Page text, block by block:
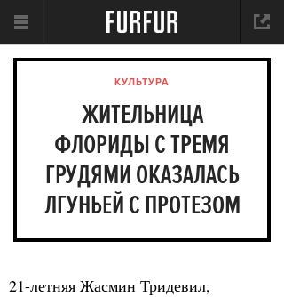
КУЛЬТУРА
ЖИТЕЛЬНИЦА
ФЛОРИДЫ С ТРЕМЯ
ГРУДЯМИ ОКАЗАЛАСЬ
ЛГУНЬЕЙ С ПРОТЕЗОМ
21-летняя Жасмин Тридевил,